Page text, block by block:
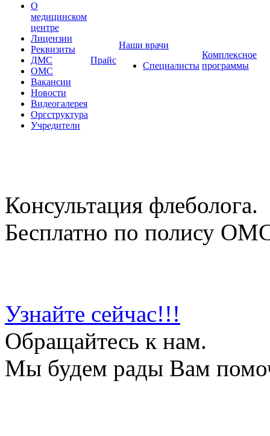
О
медицинском
центре
Лицензии
Реквизиты
ДМС
ОМС
Вакансии
Новости
Видеогалерея
Оргструктура
Учредители
Прайс
Наши врачи
Специалисты
Комплексное
программы
Консультация флеболога.
Бесплатно по полису
Узнайте сейчас!!!
Обращайтесь к нам.
Мы будем рады Вам